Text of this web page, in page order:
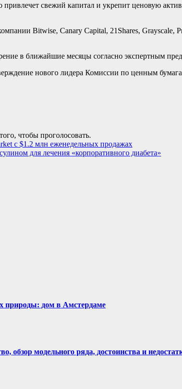
свежий капитал и укрепит ценовую
Bitwise, Canary Capital, 21Shares, Grayscale,
в ближайшие месяцы согласно экспертным
нового лидера Комиссии по ценным
чтобы проголосовать.
с $1.2 млн еженедельных продажах
для лечения «корпоративного диабета»
природы: дом в Амстердаме
модельного ряда, достоинства и